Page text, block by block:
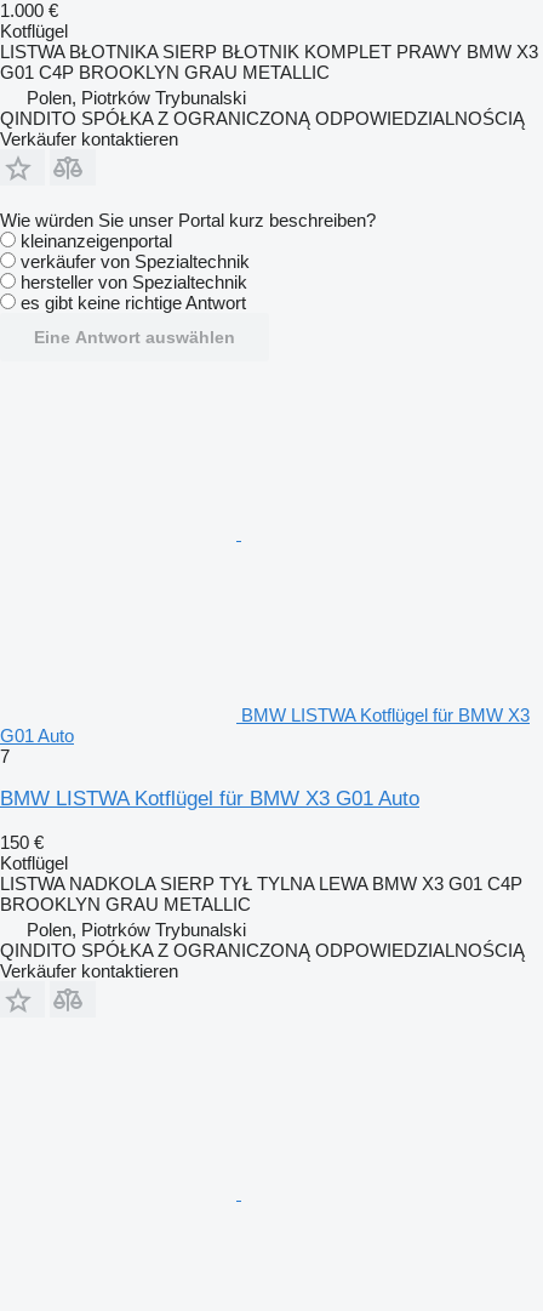
1.000 €
Kotflügel
LISTWA BŁOTNIKA SIERP BŁOTNIK KOMPLET PRAWY BMW X3
G01 C4P BROOKLYN GRAU METALLIC
Polen, Piotrków Trybunalski
QINDITO SPÓŁKA Z OGRANICZONĄ ODPOWIEDZIALNOŚCIĄ
Verkäufer kontaktieren
Wie würden Sie unser Portal kurz beschreiben?
kleinanzeigenportal
verkäufer von Spezialtechnik
hersteller von Spezialtechnik
es gibt keine richtige Antwort
Eine Antwort auswählen
BMW LISTWA Kotflügel für BMW X3
G01 Auto
7
BMW LISTWA Kotflügel für BMW X3 G01 Auto
150 €
Kotflügel
LISTWA NADKOLA SIERP TYŁ TYLNA LEWA BMW X3 G01 C4P
BROOKLYN GRAU METALLIC
Polen, Piotrków Trybunalski
QINDITO SPÓŁKA Z OGRANICZONĄ ODPOWIEDZIALNOŚCIĄ
Verkäufer kontaktieren